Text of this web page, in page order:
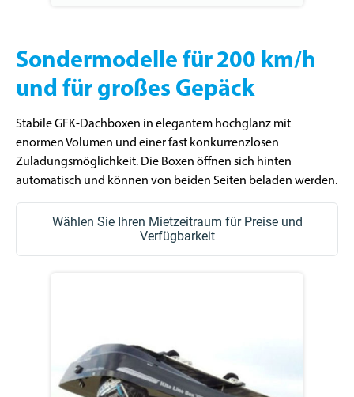
Sondermodelle für 200 km/h
und für großes Gepäck
Stabile GFK-Dachboxen in elegantem hochglanz mit
enormen Volumen und einer fast konkurrenzlosen
Zuladungsmöglichkeit. Die Boxen öffnen sich hinten
automatisch und können von beiden Seiten beladen werden.
Wählen Sie Ihren Mietzeitraum für Preise und
Verfügbarkeit